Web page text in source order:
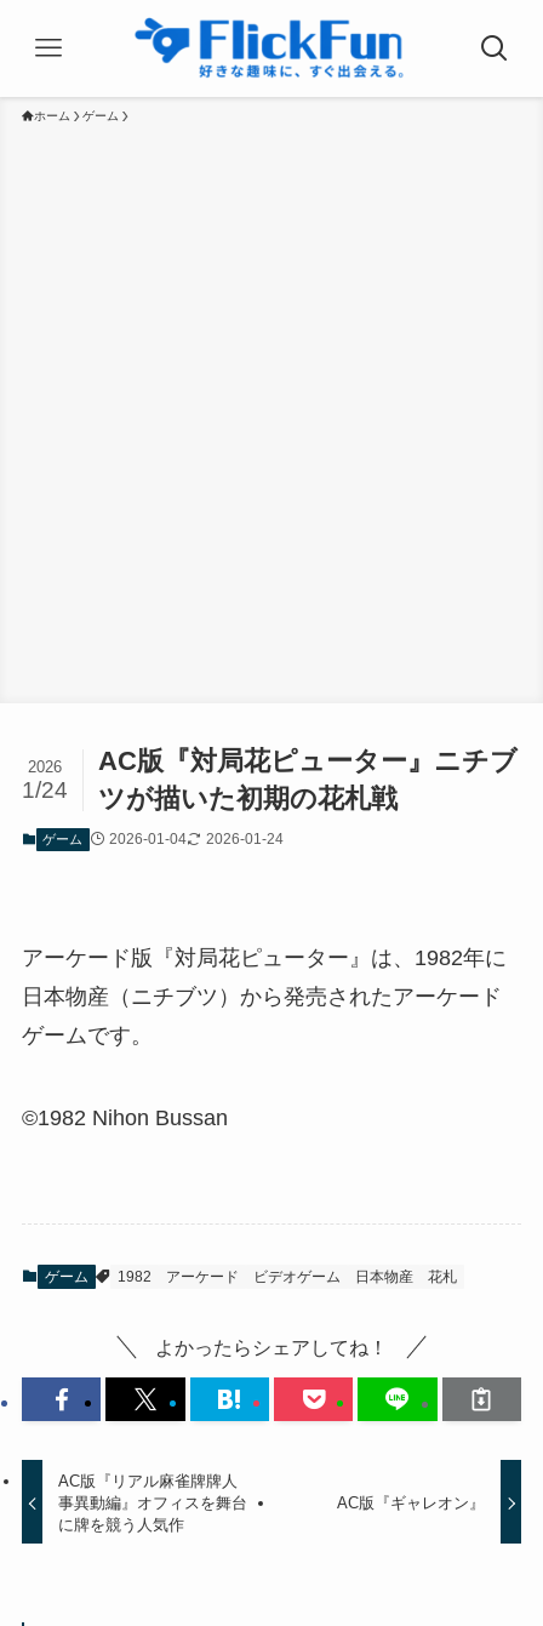
ホーム ゲーム
AC版『対局花ピューター』ニチブ
ツが描いた初期の花札戦
2026
1/24
ゲーム 2026-01-04 2026-01-24
アーケード版『対局花ピューター』は、1982年に
日本物産（ニチブツ）から発売されたアーケード
ゲームです。
©1982 Nihon Bussan
ゲーム 1982 アーケード ビデオゲーム 日本物産 花札
よかったらシェアしてね！
AC版『リアル麻雀牌牌人
事異動編』オフィスを舞台
に牌を競う人気作
AC版『ギャレオン』